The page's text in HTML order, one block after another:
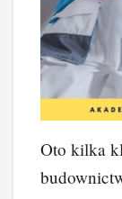
Oto kilka